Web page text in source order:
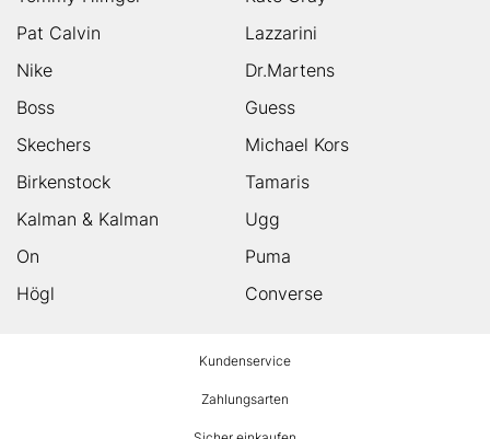
Pat Calvin
Lazzarini
Nike
Dr.Martens
Boss
Guess
Skechers
Michael Kors
Birkenstock
Tamaris
Kalman & Kalman
Ugg
On
Puma
Högl
Converse
Kundenservice
Zahlungsarten